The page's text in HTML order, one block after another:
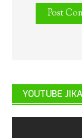
YOUTUBE